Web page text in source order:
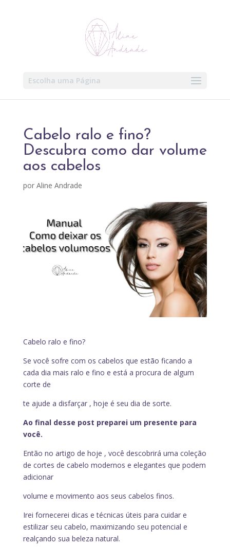
Escolha uma Página
Cabelo ralo e fino?
Descubra como dar volume
aos cabelos
por Aline Andrade
Cabelo ralo e fino?
Se você sofre com os cabelos que estão ficando a
cada dia mais ralo e fino e está a procura de algum
corte de
te ajude a disfarçar , hoje é seu dia de sorte.
Ao final desse post preparei um presente para
você.
Então no artigo de hoje , você descobrirá uma coleção
de cortes de cabelo modernos e elegantes que podem
adicionar
volume e movimento aos seus cabelos finos.
Irei fornecerei dicas e técnicas úteis para cuidar e
estilizar seu cabelo, maximizando seu potencial e
realçando sua beleza natural.